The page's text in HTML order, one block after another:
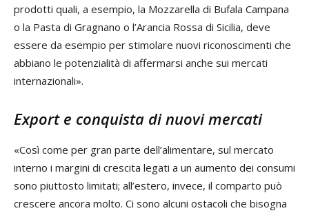
prodotti quali, a esempio, la Mozzarella di Bufala Campana
o la Pasta di Gragnano o l’Arancia Rossa di Sicilia, deve
essere da esempio per stimolare nuovi riconoscimenti che
abbiano le potenzialità di affermarsi anche sui mercati
internazionali».
Export e conquista di nuovi mercati
«Così come per gran parte dell’alimentare, sul mercato
interno i margini di crescita legati a un aumento dei consumi
sono piuttosto limitati; all’estero, invece, il comparto può
crescere ancora molto. Ci sono alcuni ostacoli che bisogna